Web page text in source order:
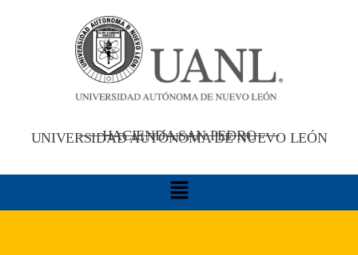
UNIVERSIDAD AUTÓNOMA DE NUEVO LEÓN
HACIENDA SAN PEDRO